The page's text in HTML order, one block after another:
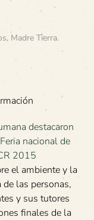
, Madre Tierra.
el ambiente y la
las personas,
y sus tutores
finales de la